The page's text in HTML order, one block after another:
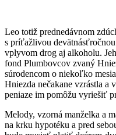
Leo totiž prednedávnom
s príťažlivou
vplyvom drog aj alkoholu.
fond Plumbovcov zvaný
súrodencom o niekoľko
Hniezda nečakane vzrástla a
peniaze im pomôžu vyriešiť
Melody, vzorná manželka a
na krku hypotéku a pred